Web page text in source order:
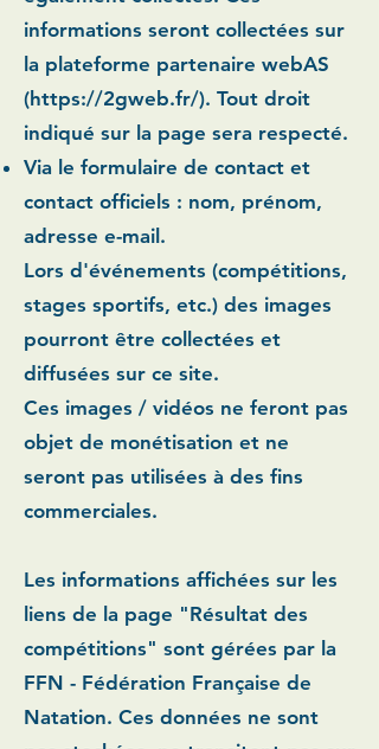
informations seront collectées sur
la plateforme partenaire webAS
(https://2gweb.fr/). Tout droit
indiqué sur la page sera respecté.
Via le formulaire de contact et
contact officiels : nom, prénom,
adresse e-mail.
Lors d'événements (compétitions,
stages sportifs, etc.) des images
pourront être collectées et
diffusées sur ce site.
Ces images / vidéos ne feront pas
objet de monétisation et ne
seront pas utilisées à des fins
commerciales.
Les informations affichées sur les
liens de la page "Résultat des
compétitions" sont gérées par la
FFN - Fédération Française de
Natation. Ces données ne sont